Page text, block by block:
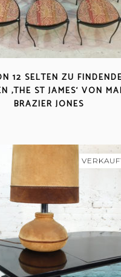
12 SELTEN ZU
‚THE ST JAMES‘ VON
BRAZIER JONES